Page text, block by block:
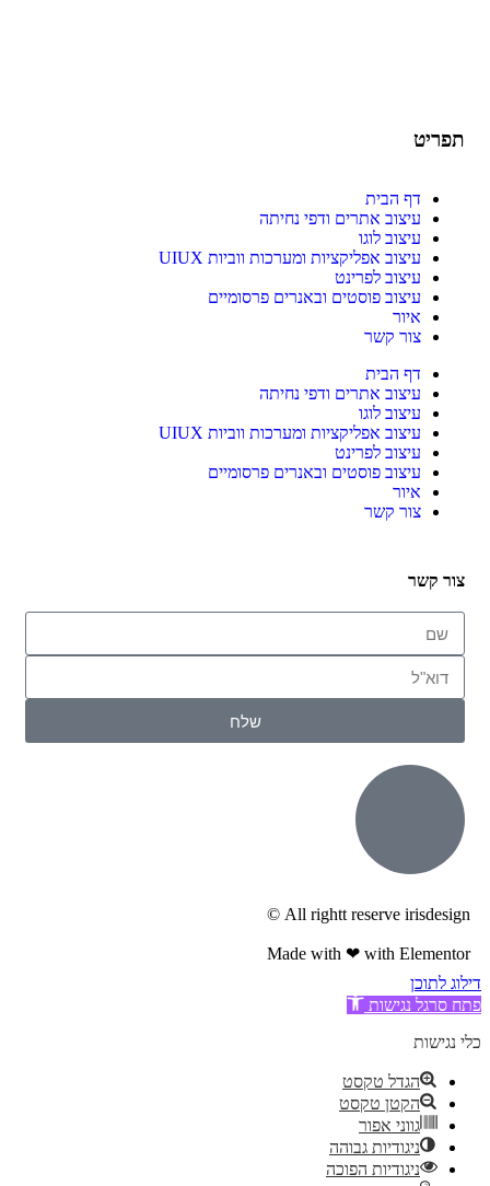
תפריט
דף הבית
עיצוב אתרים ודפי נחיתה
עיצוב לוגו
עיצוב אפליקציות ומערכות ווביות UIUX​
עיצוב לפרינט
עיצוב פוסטים ובאנרים פרסומיים
איור
צור קשר
דף הבית
עיצוב אתרים ודפי נחיתה
עיצוב לוגו
עיצוב אפליקציות ומערכות ווביות UIUX​
עיצוב לפרינט
עיצוב פוסטים ובאנרים פרסומיים
איור
צור קשר
צור קשר
שלח
All rightt reserve irisdesign ©
Made with ❤ with Elementor​
דילוג לתוכן
פתח סרגל נגישות
כלי נגישות
הגדל טקסט
הקטן טקסט
גווני אפור
ניגודיות גבוהה
ניגודיות הפוכה